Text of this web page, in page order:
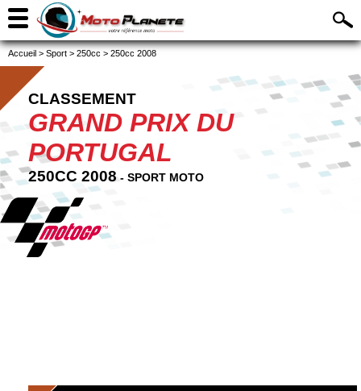
Accueil > Sport > 250cc > 250cc 2008
CLASSEMENT
GRAND PRIX DU
PORTUGAL
250CC 2008 - SPORT MOTO